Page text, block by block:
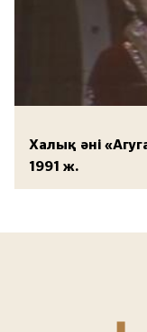
Халық әні
1991 ж.